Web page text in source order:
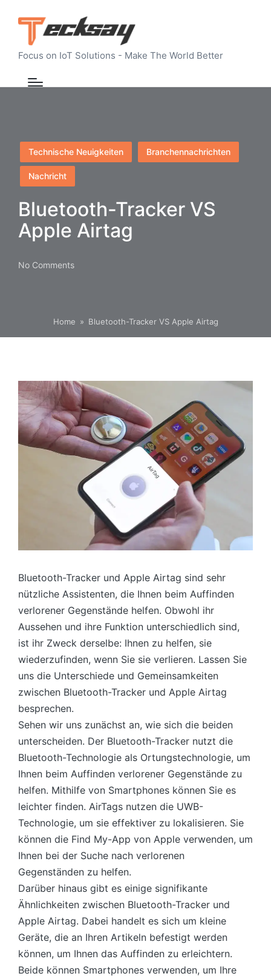
Focus on IoT Solutions - Make The World Better
Posted
in
Technische Neuigkeiten Branchennachrichten
Nachricht
Bluetooth-Tracker VS
Apple Airtag
No Comments
Home » Bluetooth-Tracker VS Apple Airtag
Bluetooth-Tracker und Apple Airtag sind sehr
nützliche Assistenten, die Ihnen beim Auffinden
verlorener Gegenstände helfen. Obwohl ihr
Aussehen und ihre Funktion unterschiedlich sind,
ist ihr Zweck derselbe: Ihnen zu helfen, sie
wiederzufinden, wenn Sie sie verlieren. Lassen Sie
uns die Unterschiede und Gemeinsamkeiten
zwischen Bluetooth-Tracker und Apple Airtag
besprechen.
Sehen wir uns zunächst an, wie sich die beiden
unterscheiden. Der Bluetooth-Tracker nutzt die
Bluetooth-Technologie als Ortungstechnologie, um
Ihnen beim Auffinden verlorener Gegenstände zu
helfen. Mithilfe von Smartphones können Sie es
leichter finden. AirTags nutzen die UWB-
Technologie, um sie effektiver zu lokalisieren. Sie
können die Find My-App von Apple verwenden, um
Ihnen bei der Suche nach verlorenen
Gegenständen zu helfen.
Darüber hinaus gibt es einige signifikante
Ähnlichkeiten zwischen Bluetooth-Tracker und
Apple Airtag. Dabei handelt es sich um kleine
Geräte, die an Ihren Artikeln befestigt werden
können, um Ihnen das Auffinden zu erleichtern.
Beide können Smartphones verwenden, um Ihre